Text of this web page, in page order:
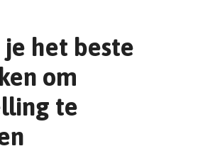
het beste
om
te